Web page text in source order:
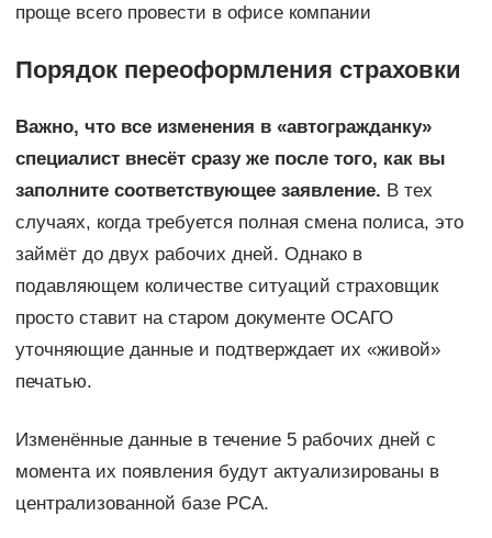
проще всего провести в офисе компании
Порядок переоформления страховки
Важно, что все изменения в «автогражданку»
специалист внесёт сразу же после того, как вы
заполните соответствующее заявление. В тех
случаях, когда требуется полная смена полиса, это
займёт до двух рабочих дней. Однако в
подавляющем количестве ситуаций страховщик
просто ставит на старом документе ОСАГО
уточняющие данные и подтверждает их «живой»
печатью.
Изменённые данные в течение 5 рабочих дней с
момента их появления будут актуализированы в
централизованной базе РСА.